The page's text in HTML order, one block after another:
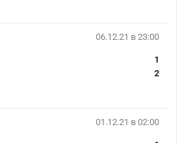
06.12.21 в 23:00
1
2
01.12.21 в 02:00